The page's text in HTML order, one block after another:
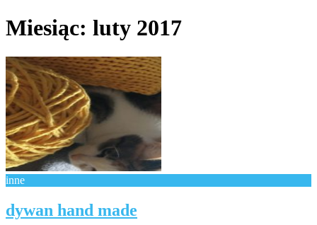
Miesiąc: luty 2017
inne
dywan hand made